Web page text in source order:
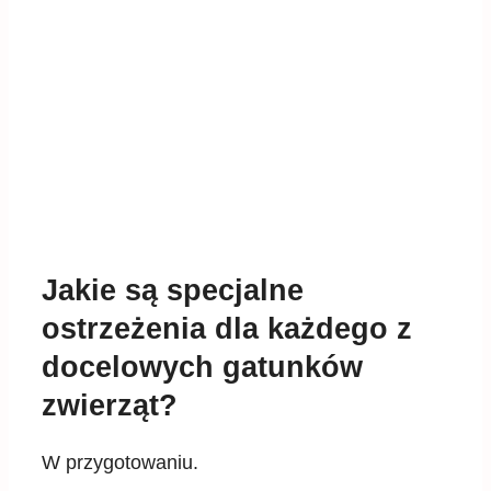
Jakie są specjalne
ostrzeżenia dla każdego z
docelowych gatunków
zwierząt?
W przygotowaniu.